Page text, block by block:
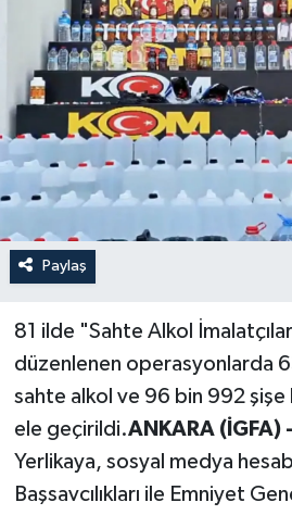
Paylaş
81 ilde "Sahte Alkol
düzenlenen operasyonlarda
sahte alkol ve 96 bin 992 şişe
ele geçirildi.ANKARA (İGFA) -
Yerlikaya, sosyal medya
Başsavcılıkları ile Emniyet